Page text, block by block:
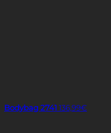
Bodybag 2741 136,99€